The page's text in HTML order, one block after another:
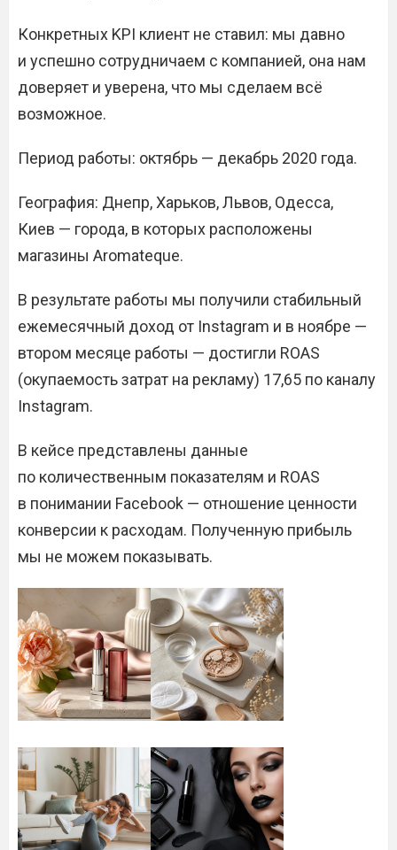
Конкретных KPI клиент не ставил: мы давно
и успешно сотрудничаем с компанией, она нам
доверяет и уверена, что мы сделаем всё
возможное.
Период работы: октябрь — декабрь 2020 года.
География: Днепр, Харьков, Львов, Одесса,
Киев — города, в которых расположены
магазины Aromateque.
В результате работы мы получили стабильный
ежемесячный доход от Instagram и в ноябре —
втором месяце работы — достигли ROAS
(окупаемость затрат на рекламу) 17,65 по каналу
Instagram.
В кейсе представлены данные
по количественным показателям и ROAS
в понимании Facebook — отношение ценности
конверсии к расходам. Полученную прибыль
мы не можем показывать.